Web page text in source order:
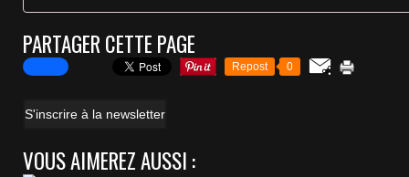
PARTAGER CETTE PAGE
Repost 0
S'inscrire à la newsletter
VOUS AIMEREZ AUSSI :